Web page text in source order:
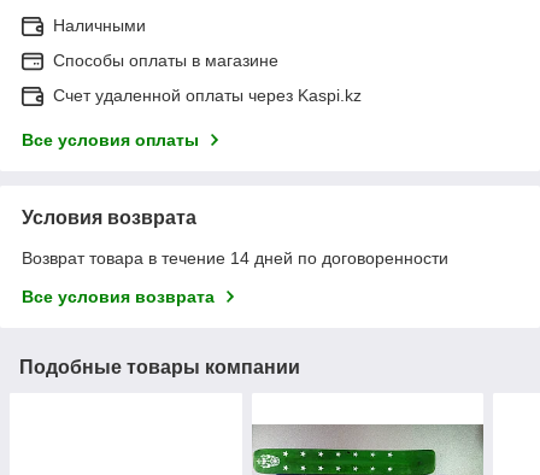
Наличными
Способы оплаты в магазине
Счет удаленной оплаты через Kaspi.kz
Все условия оплаты
Условия возврата
Возврат товара в течение 14 дней по договоренности
Все условия возврата
Подобные товары компании